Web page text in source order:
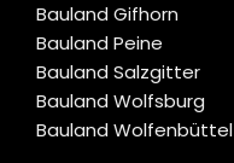
Bauland Gifhorn
Bauland Peine
Bauland Salzgitter
Bauland Wolfsburg
Bauland Wolfenbüttel